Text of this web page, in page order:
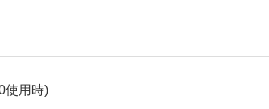
使用時)